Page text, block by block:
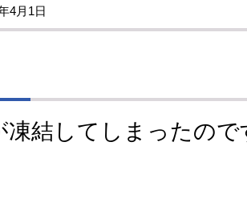
4月1日
結してしまったので